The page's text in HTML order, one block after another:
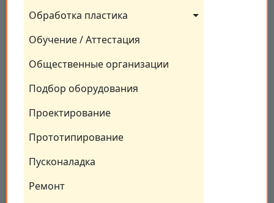
Обработка пластика
Обучение / Аттестация
Общественные организации
Подбор оборудования
Проектирование
Прототипирование
Пусконаладка
Ремонт